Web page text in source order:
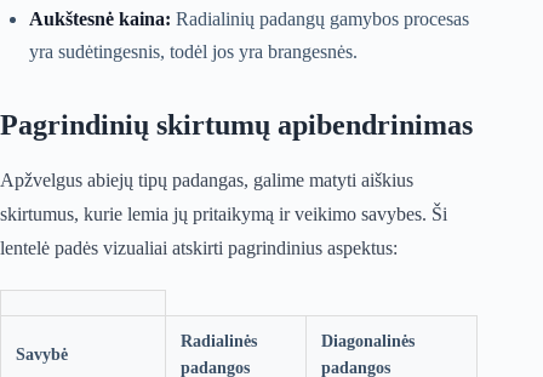
Aukštesnė kaina: Radialinių padangų gamybos procesas
yra sudėtingesnis, todėl jos yra brangesnės.
Pagrindinių skirtumų apibendrinimas
Apžvelgus abiejų tipų padangas, galime matyti aiškius
skirtumus, kurie lemia jų pritaikymą ir veikimo savybes. Ši
lentelė padės vizualiai atskirti pagrindinius aspektus:
Savybė
Radialinės
padangos
Diagonalinės
padangos